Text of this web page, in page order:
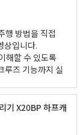
행 방법을 직접
상입니다.
해할 수 있도록
루즈 기능까지 실
VT 무단변
이 부드러운 주
X20BP 하프캐